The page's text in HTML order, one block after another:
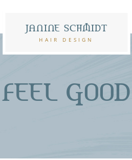
JANINE SCHMIDT
HAIR DESIGN
FEEL GOOD